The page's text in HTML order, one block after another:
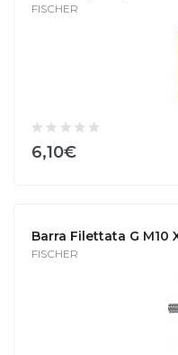
FISCHER
6,10€
Barra Filettata G M10
FISCHER